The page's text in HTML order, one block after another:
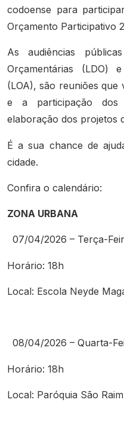
codoense para
Orçamento Participativo
As audiências
Orçamentárias (LDO)
(LOA), são reuniões que
e a participação dos
elaboração dos projetos
É a sua chance de
cidade.
Confira o calendário:
ZONA URBANA
07/04/2026 – Terça-
Horário: 18h
Local: Escola Neyde
08/04/2026 – Quarta-
Horário: 18h
Local: Paróquia São